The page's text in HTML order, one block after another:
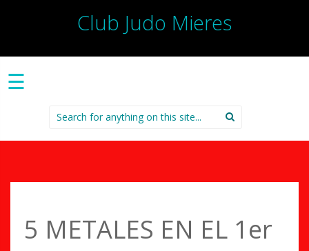
Club Judo Mieres
☰
Search
for:
5 METALES EN EL 1er